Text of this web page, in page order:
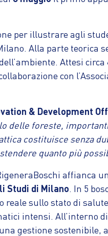
per illustrare agli
Alla parte teorica
Attesi circa
con
& Development
delle foreste,
costituisce senza
quanto più
affianca
Studi di Milano. In 5
reale sullo stato di
intensi. All’interno
gestione